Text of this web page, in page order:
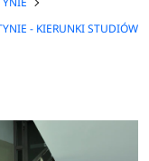
- KIERUNKI STUDIÓW